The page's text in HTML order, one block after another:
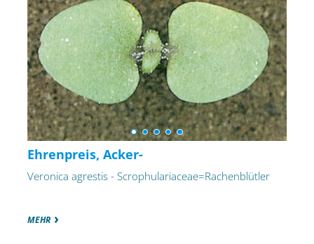
Ehrenpreis, Acker-
Veronica agrestis - Scrophulariaceae=Rachenblütler
MEHR